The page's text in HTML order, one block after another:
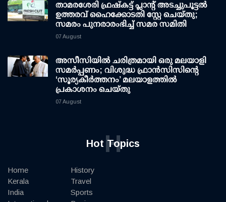
താമരശേരി ഫ്രഷ്കട്ട് പ്ലാന്റ് അടച്ചുപൂട്ടൽ
ഉത്തരവ് ഹൈക്കോടതി സ്റ്റേ ചെയ്തു;
സമരം പുനരാരംഭിച്ച് സമര സമിതി
07 August
അസീസിയിൽ ചരിത്രമായി ഒരു മലയാളി
സമർപ്പണം; വിശുദ്ധ ഫ്രാൻസിസിന്റെ
‘സൂര്യകീർത്തനം’ മലയാളത്തിൽ
പ്രകാശനം ചെയ്തു
07 August
Hot Topics
H
Home
Kerala
India
History
Travel
Sports